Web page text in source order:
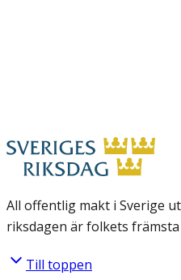
All offentlig makt i Sverige
riksdagen är folkets
Till toppen